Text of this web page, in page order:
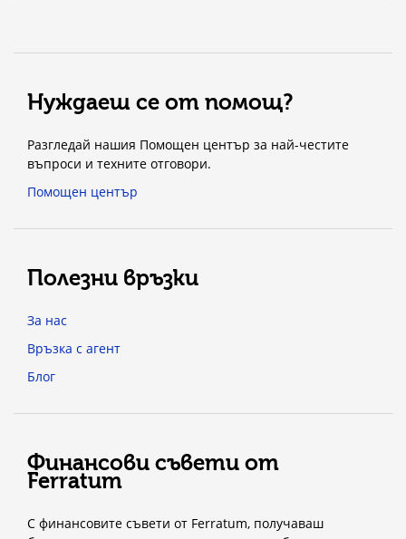
Нуждаеш се от помощ?
Разгледай нашия Помощен център за най-честите
въпроси и техните отговори.
Помощен център
Полезни връзки
За нас
Връзка с агент
Блог
Финансови съвети от
Ferratum
С финансовите съвети от Ferratum, получаваш